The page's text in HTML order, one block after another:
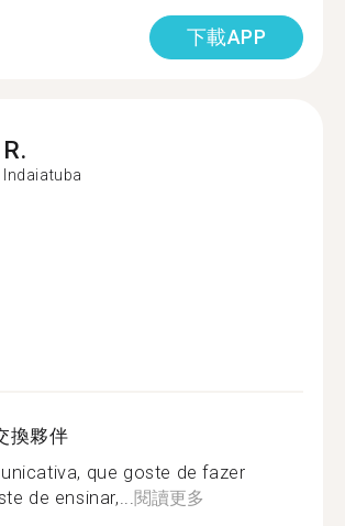
下載APP
R.
Indaiatuba
換夥伴
que goste de fazer
de ensinar,... 閱讀更多